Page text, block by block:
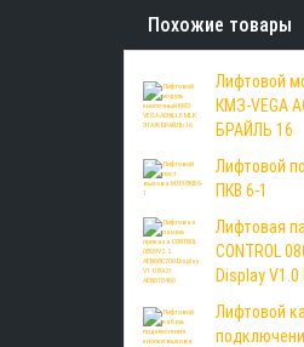
Похожие товары
Лифтовой
КМЗ-VEGA
БРАЙЛЬ 16
Лифтовой
ПКВ 6-1
Лифтовая
CONTROL
Display V1.0
Лифтовой